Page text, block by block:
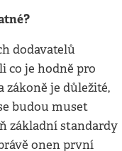
dodavatelů
co je hodně pro
zákoně je důležité,
budou muset
základní standardy
onen první